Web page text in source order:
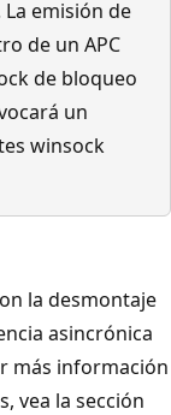
emisión de
de un APC
de bloqueo
un
winsock
la desmontaje
asincrónica
más información
vea la sección